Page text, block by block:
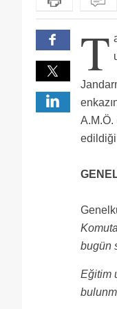
T
bugün
Eğitim